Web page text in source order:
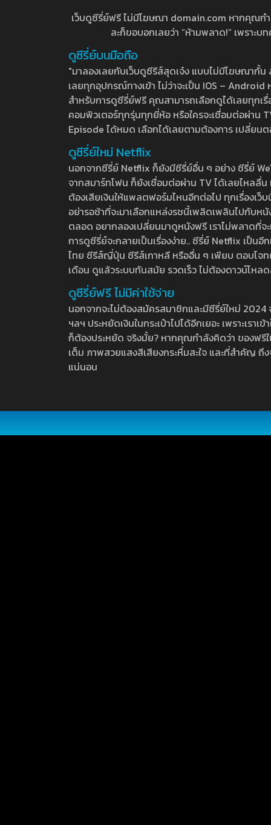
เว็บดูซีรี่ย์ฟรี ไม่มีโฆษณา domain.com หากคุณก
ละก็ขอบอกเลยว่า “ห้ามพลาด!” เพราะ
ดูซีรี่ย์บนมือถือ
"มาลองเลยกับเว็บดูซีรีส์สุดเจ๋ง แบบไม่มีโฆษณากั้
เลยทุกอุปกรณ์ทางเข้า ไม่ว่าจะเป็น IOS –
สำหรับการดูซีรี่ย์ฟรี คุณสามารถเลือกดูได้เลยทุกเ
คอมพิวเตอร์ทุกรุ่นทุกยี่ห้อ หรือใครจะเชื่อมต่อผ่าน
Episode ได้หมด เลือกได้เลยตามต้องการ เปลี่ยน
ดูซีรี่ย์ใหม่ Netflix
นอกจากซีรี่ย์ Netflix ก็ยังมีซีรี่ย์อื่น ๆ อย่าง ซีรี่ย์
จากสมาร์ทโฟน ก็ยังเชื่อมต่อผ่าน TV ได้เลยไหลลื่
ต้องเสียเงินให้แพลตฟอร์มไหนอีกต่อไป ทุกเรื่องเว็
อย่ารอช้าที่จะมาเลือกแหล่งรชนี้เพลิดเพลินไปกับห
ตลอด อยากลองเปลี่ยนมาดูหนังฟรี เราไม่พลาดที่
การดูซีรี่ย์จะกลายเป็นเรื่องง่าย.. ซีรี่ย์ Netflix เป็น
ไทย ซีรีส์ญี่ปุ่น ซีรีส์เกาหลี หรืออื่น ๆ เพียบ ตอบโจท
เดือน ดูแล้วระบบทันสมัย รวดเร็ว ไม่ต้องดาวน์โห
ดูซีรี่ย์ฟรี ไม่มีค่าใช้จ่าย
นอกจากจะไม่ต้องสมัครสมาชิกและมีซีรี่ย์ใหม่
ฯลฯ ประหยัดเงินในกระเป๋าไปได้อีกเยอะ เพราะเร
ก็ต้องประหยัด จริงมั้ย? หากคุณกำลังคิดว่า ของฟ
เต็ม ภาพสวยแสงสีเสียงกระหึ่มสะใจ และที่สำคัญ
แน่นอน